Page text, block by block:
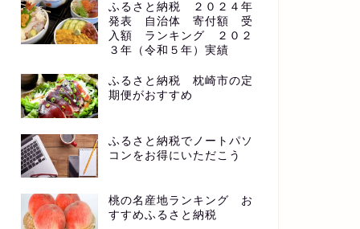
ふるさと納税 ２０２４年
発表 自治体 寄付額 受
入額 ランキング ２０２
３年（令和５年）実績
ふるさと納税 枕崎市の定
期便がおすすめ
ふるさと納税でノートパソ
コンをお得にいただこう
桃の名産地ランキング お
すすめふるさと納税